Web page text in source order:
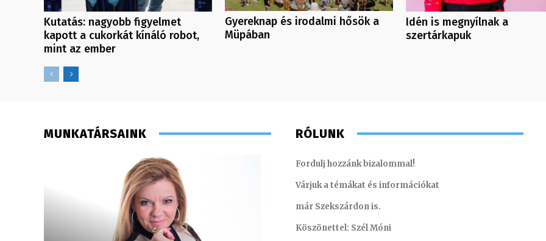
Kutatás: nagyobb figyelmet
kapott a cukorkát kínáló robot,
mint az ember
Gyereknap és irodalmi hősök a
Müpában
Idén is megnyílnak a
szertárkapuk
MUNKATÁRSAINK RÓLUNK
Fordulj hozzánk bizalommal!
Várjuk a témákat és információkat
már Szekszárdon is.
Köszönettel: Szél Móni